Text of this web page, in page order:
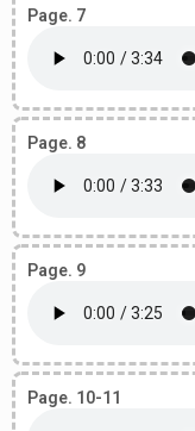
Page. 7
Page. 8
Page. 9
Page. 10-11